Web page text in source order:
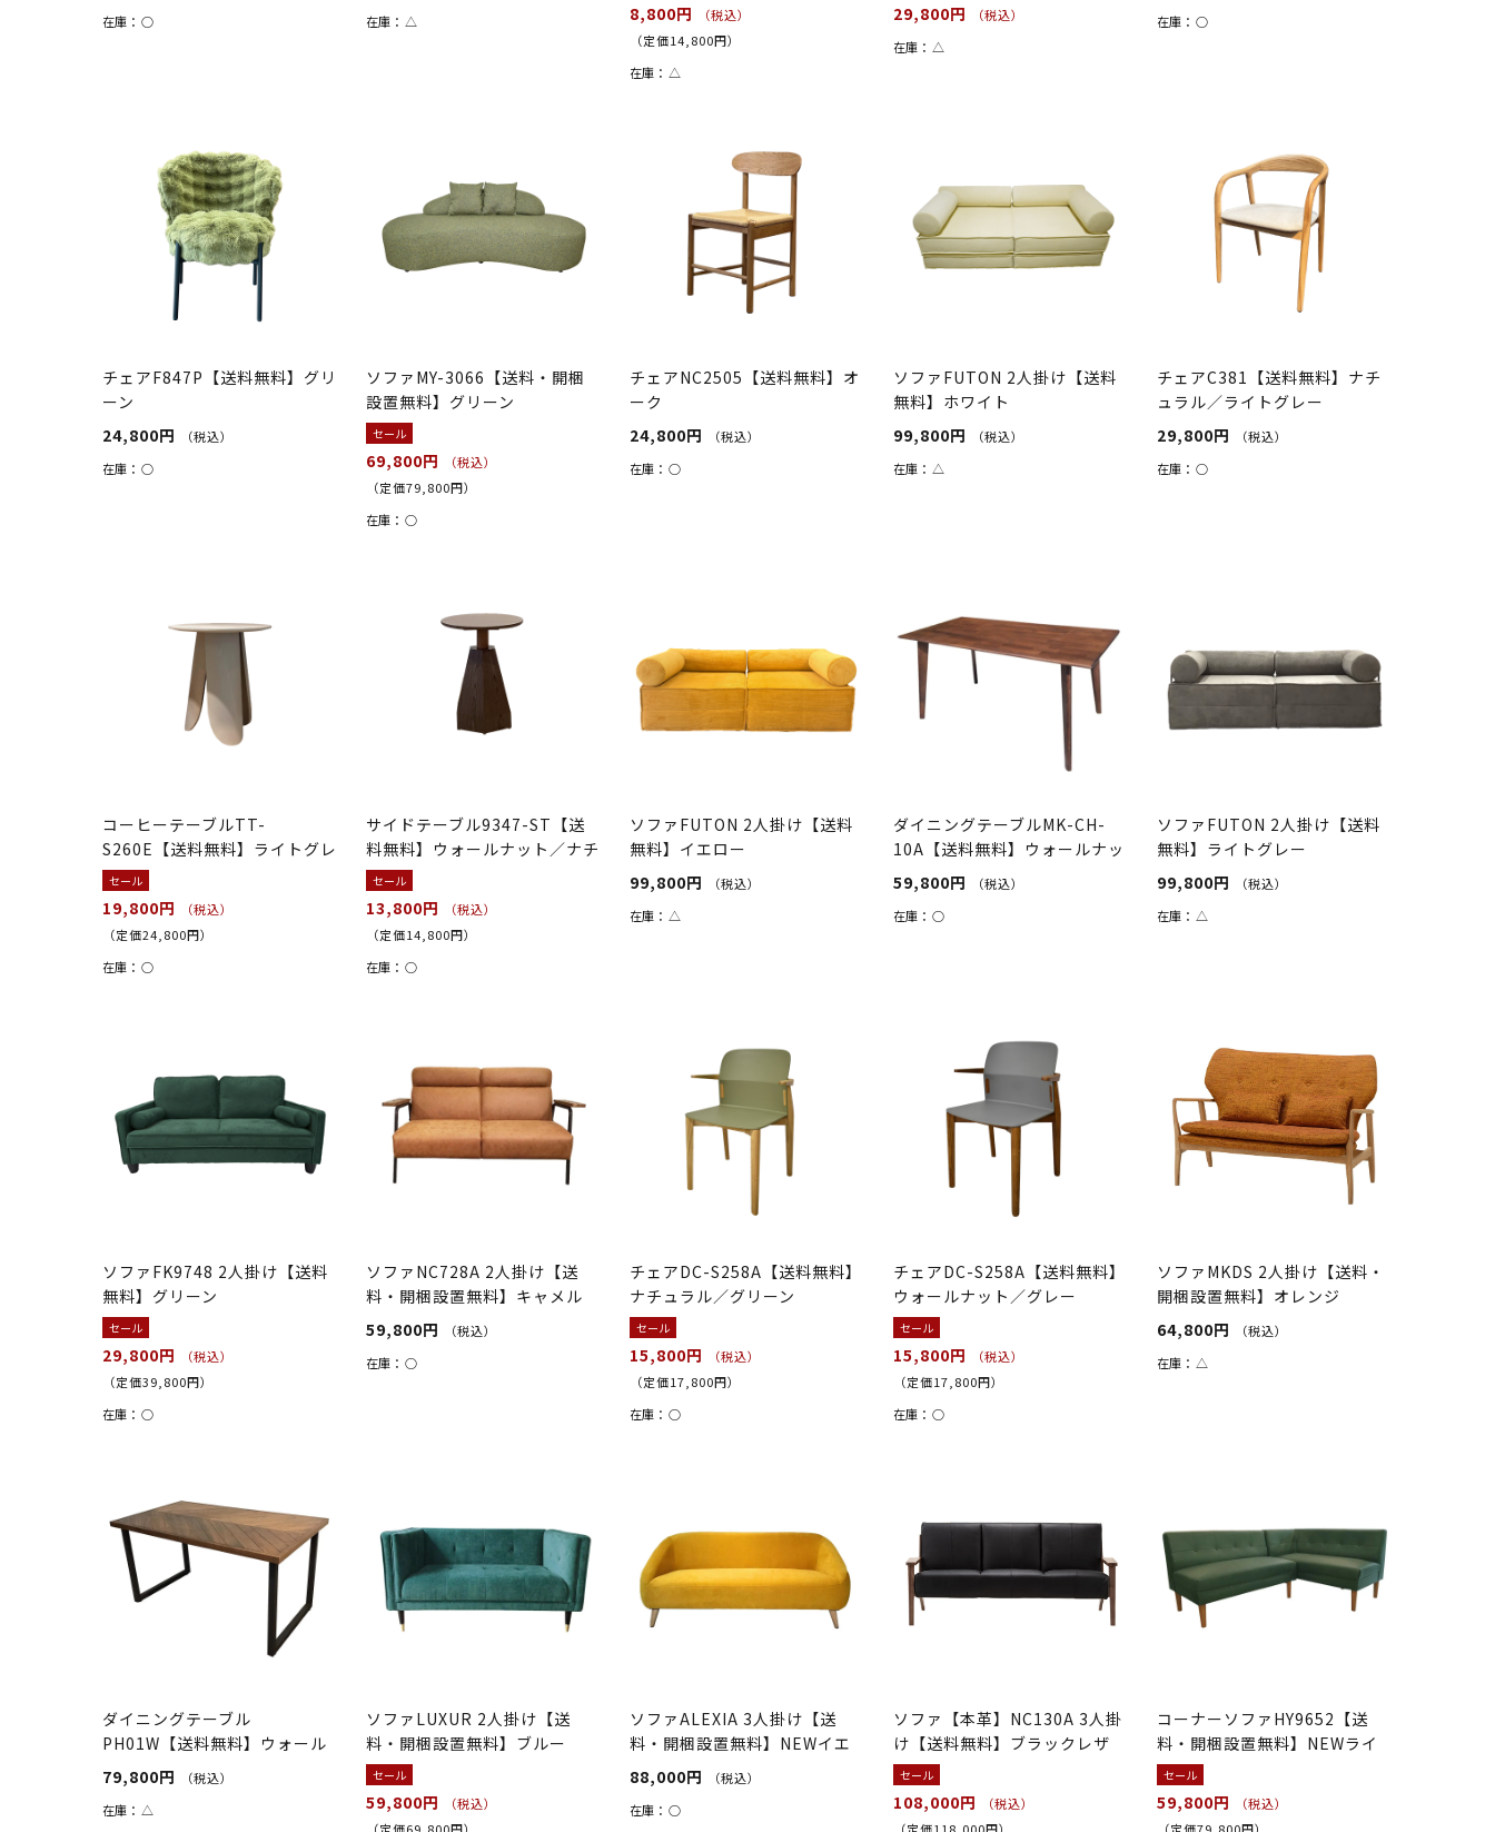
在庫： ○
在庫： △ 8,800円
（税込）
（定価14,800円）
在庫： △
29,800円
（税込）
在庫： △
在庫：○
チェアF847P【送料無料】グリ
ーン
24,800円
（税込）
在庫： ○
ソファMY-3066【送料・開梱
設置無料】グリーン
セール
69,800円
（税込）
（定価79,800円）
在庫：○
チェアNC2505【送料無料】オ
ーク
24,800円
（税込）
在庫：○
ソファFUTON 2人掛け【送料
無料】ホワイト
99,800円
（税込）
在庫： △
チェアC381【送料無料】ナチ
ュラル／ライトグレー
29,800円
（税込）
在庫：○
コーヒーテーブルTT-
S260E【送料無料】ライトグレ
ーセール
19,800円
（税込）
（定価24,800円）
在庫： ○
サイドテーブル9347-ST【送
料無料】ウォールナット／ナチ
ュラル
セール
13,800円
（税込）
（定価14,800円）
在庫：○
ソファFUTON 2人掛け【送料
無料】イエロー
99,800円
（税込）
在庫： △
ダイニングテーブルMK-CH-
10A【送料無料】ウォールナッ
ト
59,800円
（税込）
在庫：○
ソファFUTON 2人掛け【送料
無料】ライトグレー
99,800円
（税込）
在庫： △
ソファFK9748 2人掛け【送料
無料】グリーン
セール
29,800円
（税込）
（定価39,800円）
在庫： ○
ソファNC728A 2人掛け【送
料・開梱設置無料】キャメル
59,800円
（税込）
在庫：○
チェアDC-S258A【送料無料】
ナチュラル／グリーン
セール
15,800円
（税込）
（定価17,800円）
在庫：○
チェアDC-S258A【送料無料】
ウォールナット／グレー
セール
15,800円
（税込）
（定価17,800円）
在庫：○
ソファMKDS 2人掛け【送料・
開梱設置無料】オレンジ
64,800円
（税込）
在庫： △
ダイニングテーブル
PH01W【送料無料】ウォール
ナット
79,800円
（税込）
在庫： △
ソファLUXUR 2人掛け【送
料・開梱設置無料】ブルー
セール
59,800円
（税込）
ソファALEXIA 3人掛け【送
料・開梱設置無料】NEWイエ
ロー
88,000円
（税込）
在庫：○
ソファ【本革】NC130A 3人掛
け【送料無料】ブラックレザ
ー/ウ...
セール
108,000円
（税込）
コーナーソファHY9652【送
料・開梱設置無料】NEWライ
トグリーン
セール
59,800円
（税込）